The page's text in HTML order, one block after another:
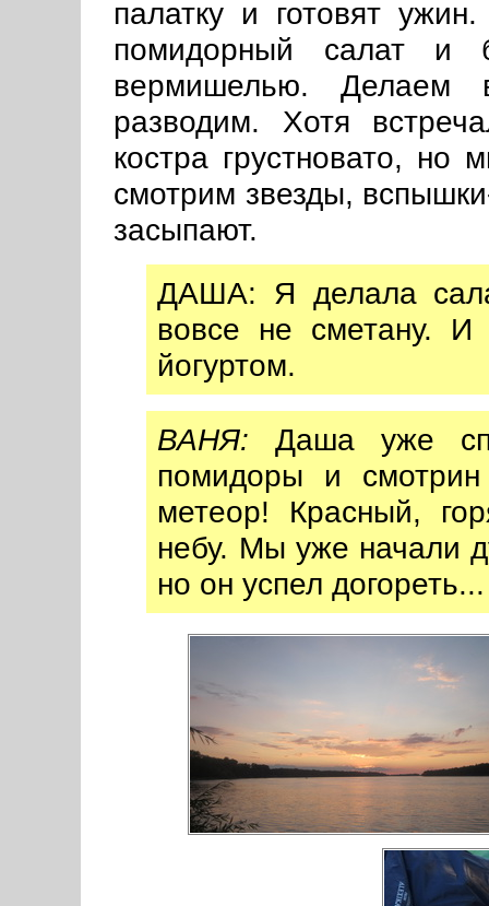
палатку и готовят
помидорный салат и
вермишелью. Делаем
разводим. Хотя
костра грустновато,
смотрим звезды,
засыпают.
ДАША: Я делала
вовсе не сметану.
йогуртом.
ВАНЯ: Даша уже
помидоры и
метеор! Красный,
небу. Мы уже начали
но он успел догореть...